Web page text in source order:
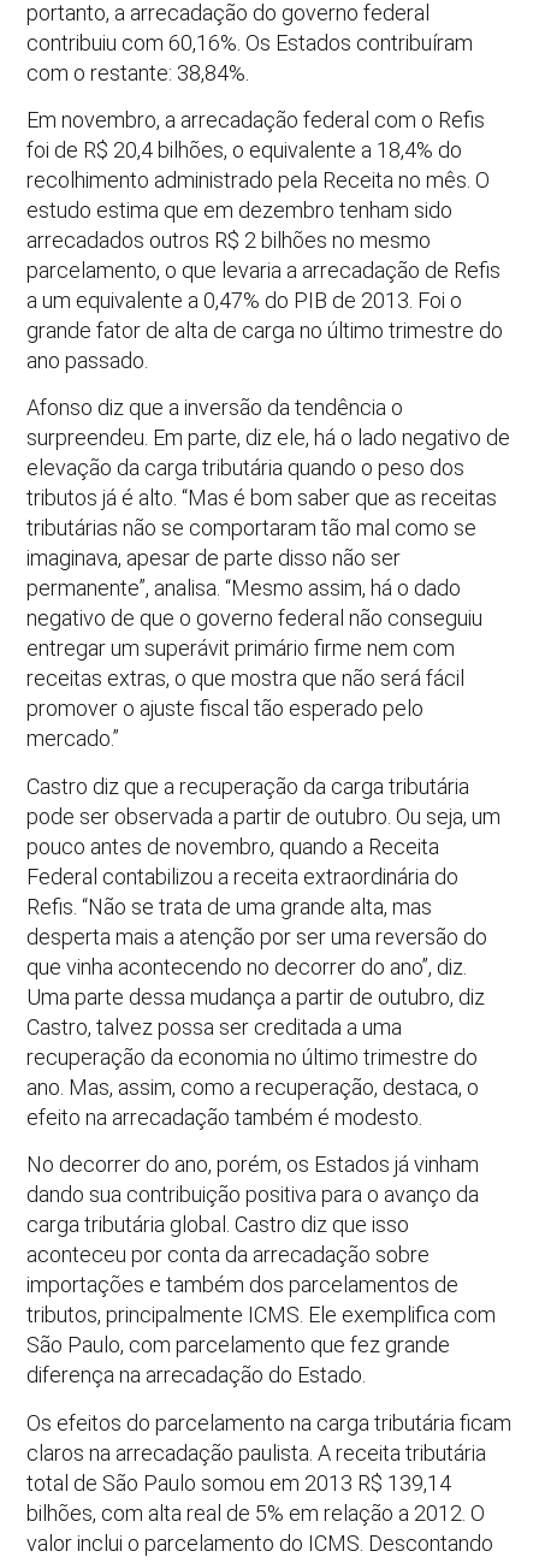
portanto, a arrecadação do governo federal
contribuiu com 60,16%. Os Estados contribuíram
com o restante: 38,84%.
Em novembro, a arrecadação federal com o Refis
foi de R$ 20,4 bilhões, o equivalente a 18,4% do
recolhimento administrado pela Receita no mês. O
estudo estima que em dezembro tenham sido
arrecadados outros R$ 2 bilhões no mesmo
parcelamento, o que levaria a arrecadação de Refis
a um equivalente a 0,47% do PIB de 2013. Foi o
grande fator de alta de carga no último trimestre do
ano passado.
Afonso diz que a inversão da tendência o
surpreendeu. Em parte, diz ele, há o lado negativo de
elevação da carga tributária quando o peso dos
tributos já é alto. “Mas é bom saber que as receitas
tributárias não se comportaram tão mal como se
imaginava, apesar de parte disso não ser
permanente”, analisa. “Mesmo assim, há o dado
negativo de que o governo federal não conseguiu
entregar um superávit primário firme nem com
receitas extras, o que mostra que não será fácil
promover o ajuste fiscal tão esperado pelo
mercado.”
Castro diz que a recuperação da carga tributária
pode ser observada a partir de outubro. Ou seja, um
pouco antes de novembro, quando a Receita
Federal contabilizou a receita extraordinária do
Refis. “Não se trata de uma grande alta, mas
desperta mais a atenção por ser uma reversão do
que vinha acontecendo no decorrer do ano”, diz.
Uma parte dessa mudança a partir de outubro, diz
Castro, talvez possa ser creditada a uma
recuperação da economia no último trimestre do
ano. Mas, assim, como a recuperação, destaca, o
efeito na arrecadação também é modesto.
No decorrer do ano, porém, os Estados já vinham
dando sua contribuição positiva para o avanço da
carga tributária global. Castro diz que isso
aconteceu por conta da arrecadação sobre
importações e também dos parcelamentos de
tributos, principalmente ICMS. Ele exemplifica com
São Paulo, com parcelamento que fez grande
diferença na arrecadação do Estado.
Os efeitos do parcelamento na carga tributária ficam
claros na arrecadação paulista. A receita tributária
total de São Paulo somou em 2013 R$ 139,14
bilhões, com alta real de 5% em relação a 2012. O
valor inclui o parcelamento do ICMS. Descontando